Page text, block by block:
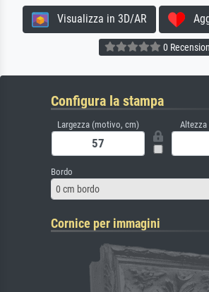
Visualizza in 3D/AR
0
Configura la stampa
Largezza (motivo, cm)
Bordo
0 cm bordo
Cornice per immagini